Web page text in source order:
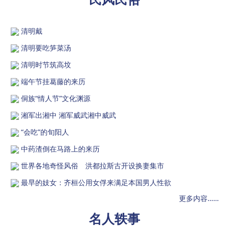
清明戴
清明要吃笋菜汤
清明时节筑高坟
端午节挂葛藤的来历
侗族“情人节”文化渊源
湘军出湘中 湘军威武湘中威武
“会吃”的旬阳人
中药渣倒在马路上的来历
世界各地奇怪风俗 洪都拉斯古开设换妻集市
最早的妓女：齐桓公用女俘来满足本国男人性欲
更多内容……
名人轶事